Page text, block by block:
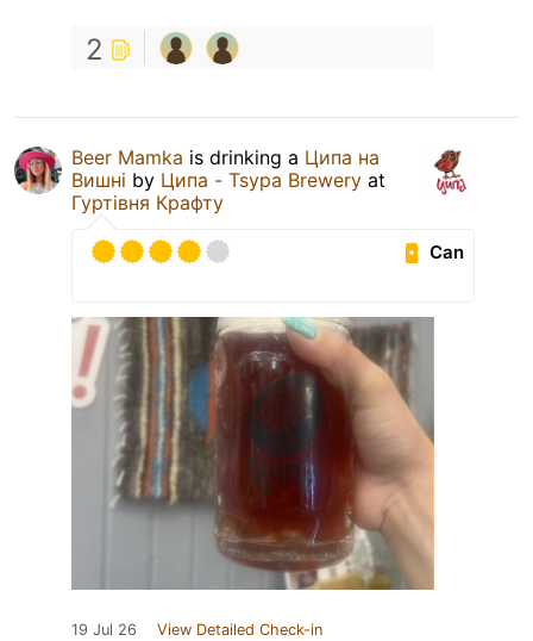
2
Beer Mamka is drinking a Ципа на
Вишні by Ципа - Tsypa Brewery at
Гуртівня Крафту
Can
19 Jul 26 View Detailed Check-in